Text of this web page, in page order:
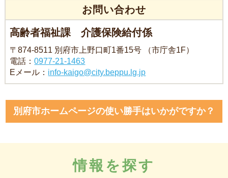
お問い合わせ
高齢者福祉課 介護保険給付係
〒874-8511 別府市上野口町1番15号 （市庁舎1F）
電話：0977-21-1463
Eメール： info-kaigo@city.beppu.lg.jp
別府市ホームページの使い勝手はいかがですか？
情報を探す